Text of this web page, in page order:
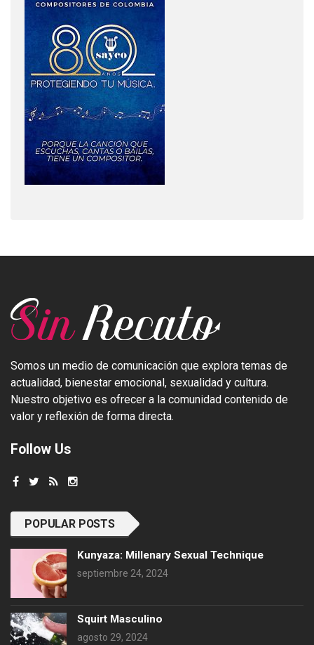
Somos un medio de comunicación que explora temas de
actualidad, bienestar emocional, sexualidad y cultura.
Nuestro objetivo es ofrecer a la comunidad contenido de
valor y reflexión de forma directa.
Follow Us
POPULAR POSTS
Kunyaza: Millenary Sexual Technique
septiembre 24, 2024
Squirt Masculino
agosto 29, 2024